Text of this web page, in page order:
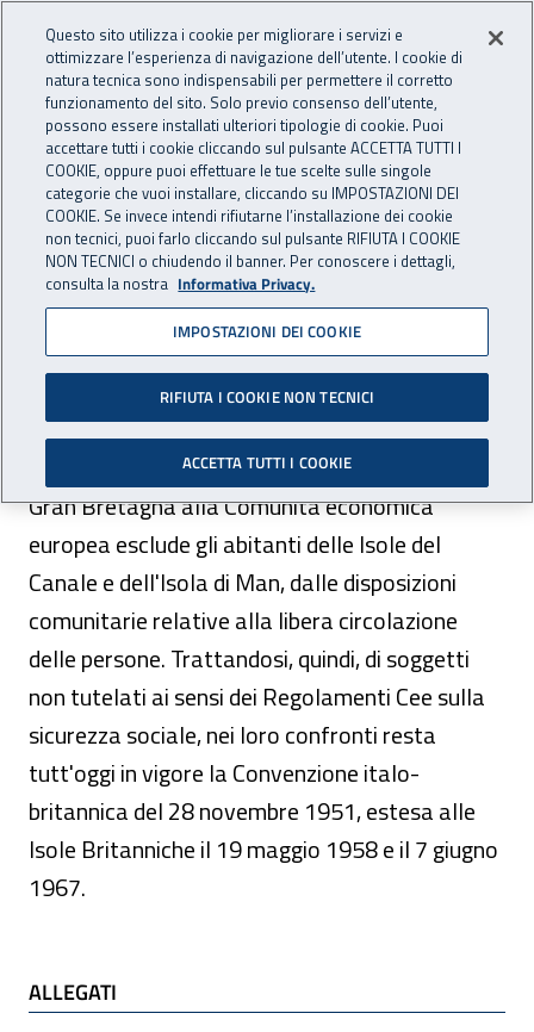
INAIL - Istituto Nazionale
ASSICURAZIONE Apri cerca
Navigazione principale
Navigazione - Ti trovi in:
Home Assicurazione Focus
Convenzioni con paesi extraeuropei
Isole del Canale (Jersey, Guersney, Aldernay, Herm, Jethou)
Isole del Canale (Jersey,
Guersney, Aldernay, Herm,
Jethou)
Il protocollo n. 3 del Trattato di adesione della
Gran Bretagna alla Comunità economica
europea esclude gli abitanti delle Isole del
Canale e dell'Isola di Man, dalle disposizioni
comunitarie relative alla libera circolazione
delle persone. Trattandosi, quindi, di soggetti
non tutelati ai sensi dei Regolamenti Cee sulla
sicurezza sociale, nei loro confronti resta
tutt'oggi in vigore la Convenzione italo-
britannica del 28 novembre 1951, estesa alle
Isole Britanniche il 19 maggio 1958 e il 7 giugno
1967.
ALLEGATI
Questo sito utilizza i cookie per migliorare i servizi e
ottimizzare l’esperienza di navigazione dell’utente. I cookie di
natura tecnica sono indispensabili per permettere il corretto
funzionamento del sito. Solo previo consenso dell’utente,
possono essere installati ulteriori tipologie di cookie. Puoi
accettare tutti i cookie cliccando sul pulsante ACCETTA TUTTI I
COOKIE, oppure puoi effettuare le tue scelte sulle singole
categorie che vuoi installare, cliccando su IMPOSTAZIONI DEI
COOKIE. Se invece intendi rifiutarne l’installazione dei cookie
non tecnici, puoi farlo cliccando sul pulsante RIFIUTA I COOKIE
NON TECNICI o chiudendo il banner. Per conoscere i dettagli,
consulta la nostra Informativa Privacy.
IMPOSTAZIONI DEI COOKIE
RIFIUTA I COOKIE NON TECNICI
ACCETTA TUTTI I COOKIE